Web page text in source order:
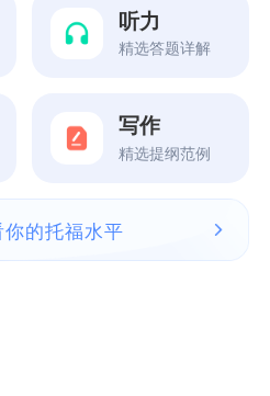
听力
精选答题详解
写作
精选提纲范例
的托福水平